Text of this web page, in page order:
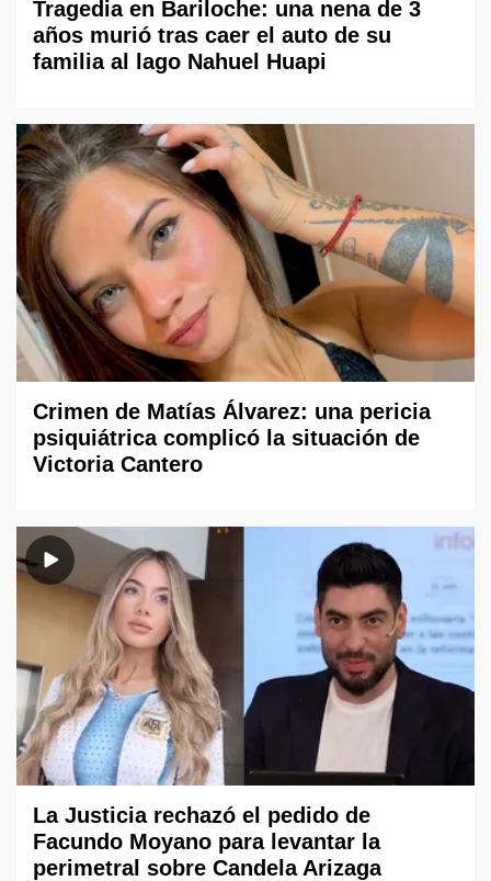
Tragedia en Bariloche: una nena de 3
años murió tras caer el auto de su
familia al lago Nahuel Huapi
Crimen de Matías Álvarez: una pericia
psiquiátrica complicó la situación de
Victoria Cantero
La Justicia rechazó el pedido de
Facundo Moyano para levantar la
perimetral sobre Candela Arizaga